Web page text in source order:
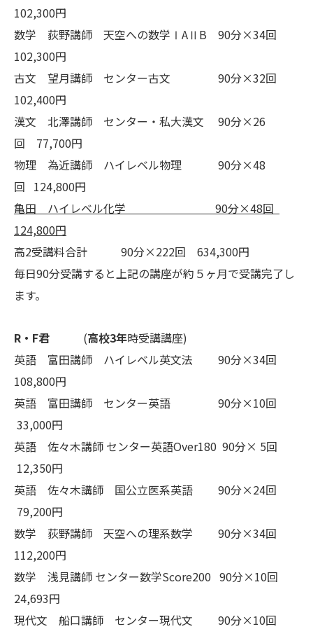
102,300円
数学 荻野講師 天空への数学ⅠAⅡB 90分×34回
102,300円
古文 望月講師 センター古文 90分×32回
102,400円
漢文 北澤講師 センター・私大漢文 90分×26
回 77,700円
物理 為近講師 ハイレベル物理 90分×48
回 124,800円
亀田 ハイレベル化学 90分×48回
124,800円
高2受講料合計 90分×222回 634,300円
毎日90分受講すると上記の講座が約５ヶ月で受講完了し
ます。
R・F君 (高校3年時受講講座)
英語 富田講師 ハイレベル英文法 90分×34回
108,800円
英語 富田講師 センター英語 90分×10回
33,000円
英語 佐々木講師 センター英語Over180 90分× 5回
12,350円
英語 佐々木講師 国公立医系英語 90分×24回
79,200円
数学 荻野講師 天空への理系数学 90分×34回
112,200円
数学 浅見講師 センター数学Score200 90分×10回
24,693円
現代文 船口講師 センター現代文 90分×10回